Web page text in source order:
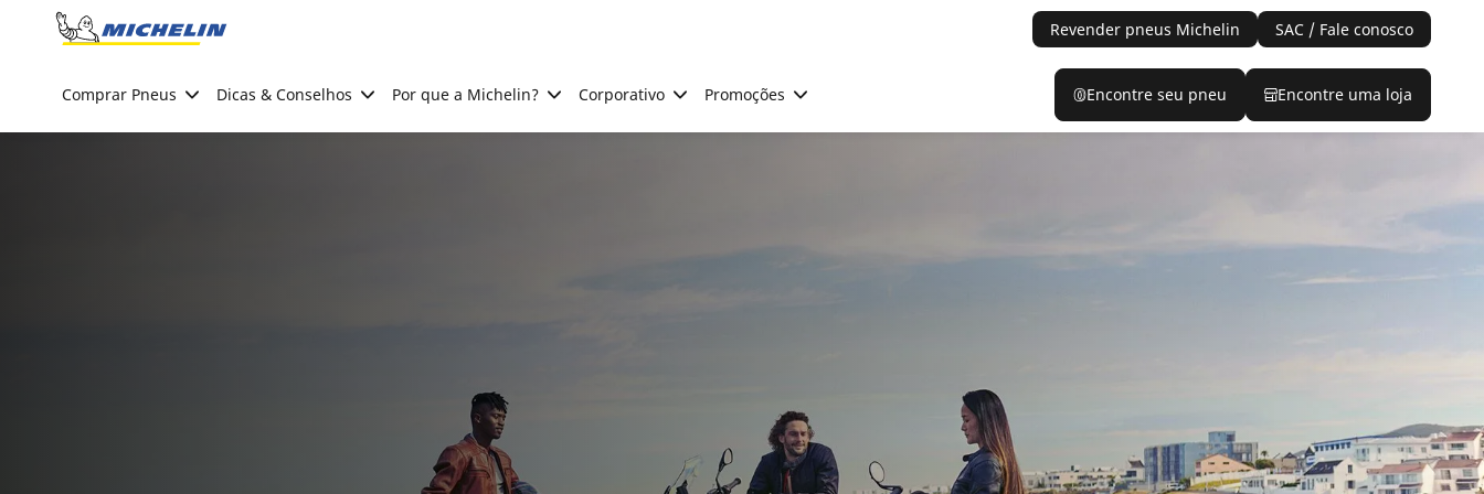
Go to page content
Revender pneus Michelin SAC / Fale conosco
Comprar Pneus Dicas & Conselhos Por que a Michelin? Corporativo Promoções Encontre seu pneu Encontre uma loja